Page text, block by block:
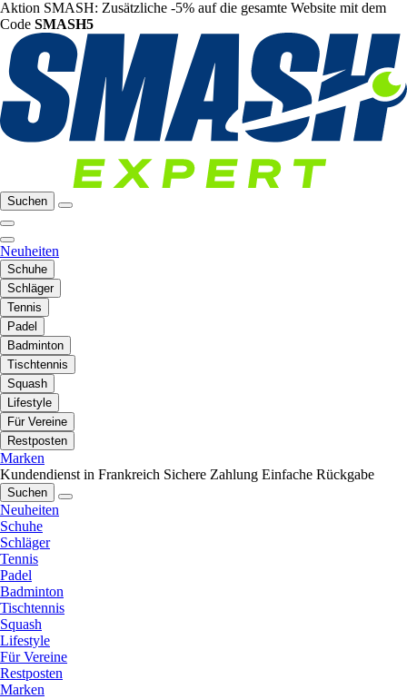
Aktion SMASH: Zusätzliche -5% auf die gesamte Website mit dem
Code SMASH5
Suchen
Neuheiten
Schuhe
Schläger
Tennis
Padel
Badminton
Tischtennis
Squash
Lifestyle
Für Vereine
Restposten
Marken
Kundendienst in Frankreich Sichere Zahlung Einfache Rückgabe
Suchen
Neuheiten
Schuhe
Schläger
Tennis
Padel
Badminton
Tischtennis
Squash
Lifestyle
Für Vereine
Restposten
Marken